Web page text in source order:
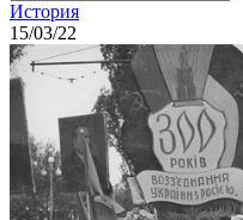
История
15/03/22